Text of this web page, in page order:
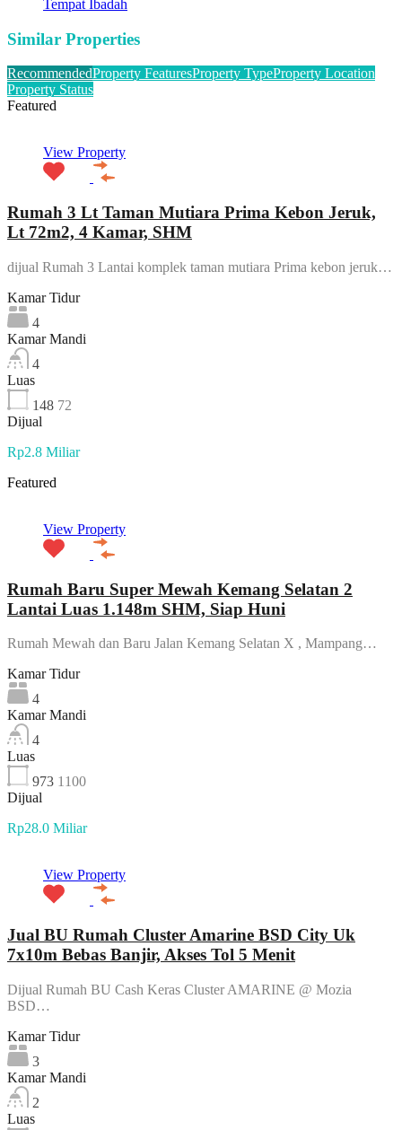
Tempat Ibadah
Similar Properties
RecommendedProperty FeaturesProperty TypeProperty Location
Property Status
Featured
View Property
Rumah 3 Lt Taman Mutiara Prima Kebon Jeruk,
Lt 72m2, 4 Kamar, SHM
dijual Rumah 3 Lantai komplek taman mutiara Prima kebon jeruk…
Kamar Tidur
4
Kamar Mandi
4
Luas
148 72
Dijual
Rp2.8 Miliar
Featured
View Property
Rumah Baru Super Mewah Kemang Selatan 2
Lantai Luas 1.148m SHM, Siap Huni
Rumah Mewah dan Baru Jalan Kemang Selatan X , Mampang…
Kamar Tidur
4
Kamar Mandi
4
Luas
973 1100
Dijual
Rp28.0 Miliar
View Property
Jual BU Rumah Cluster Amarine BSD City Uk
7x10m Bebas Banjir, Akses Tol 5 Menit
Dijual Rumah BU Cash Keras Cluster AMARINE @ Mozia
BSD…
Kamar Tidur
3
Kamar Mandi
2
Luas